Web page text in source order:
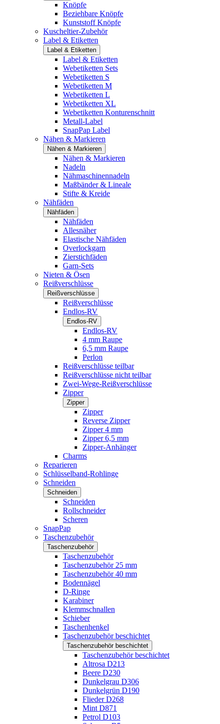
Knöpfe
Beziehbare Knöpfe
Kunststoff Knöpfe
Kuscheltier-Zubehör
Label & Etiketten
Label & Etiketten
Label & Etiketten
Webetiketten Sets
Webetiketten S
Webetiketten M
Webetiketten L
Webetiketten XL
Webetiketten Konturenschnitt
Metall-Label
SnapPap Label
Nähen & Markieren
Nähen & Markieren
Nähen & Markieren
Nadeln
Nähmaschinennadeln
Maßbänder & Lineale
Stifte & Kreide
Nähfäden
Nähfäden
Nähfäden
Allesnäher
Elastische Nähfäden
Overlockgarn
Zierstichfäden
Garn-Sets
Nieten & Ösen
Reißverschlüsse
Reißverschlüsse
Reißverschlüsse
Endlos-RV
Endlos-RV
Endlos-RV
4 mm Raupe
6,5 mm Raupe
Perlon
Reißverschlüsse teilbar
Reißverschlüsse nicht teilbar
Zwei-Wege-Reißverschlüsse
Zipper
Zipper
Zipper
Reverse Zipper
Zipper 4 mm
Zipper 6,5 mm
Zipper-Anhänger
Charms
Reparieren
Schlüsselband-Rohlinge
Schneiden
Schneiden
Schneiden
Rollschneider
Scheren
SnapPap
Taschenzubehör
Taschenzubehör
Taschenzubehör
Taschenzubehör 25 mm
Taschenzubehör 40 mm
Bodennägel
D-Ringe
Karabiner
Klemmschnallen
Schieber
Taschenhenkel
Taschenzubehör beschichtet
Taschenzubehör beschichtet
Taschenzubehör beschichtet
Altrosa D213
Beere D230
Dunkelgrau D306
Dunkelgrün D190
Flieder D268
Mint D871
Petrol D103